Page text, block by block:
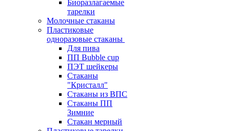
Биоразлагаемые
тарелки
Молочные стаканы
Пластиковые
одноразовые стаканы
Для пива
ПП Bubble cup
ПЭТ шейкеры
Стаканы
"Кристалл"
Стаканы из ВПС
Стаканы ПП
Зимние
Стакан мерный